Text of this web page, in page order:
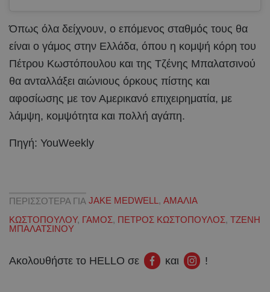
Όπως όλα δείχνουν, ο επόμενος σταθμός τους θα
είναι ο γάμος στην Ελλάδα, όπου η κομψή κόρη του
Πέτρου Κωστόπουλου και της Τζένης Μπαλατσινού
θα ανταλλάξει αιώνιους όρκους πίστης και
αφοσίωσης με τον Αμερικανό επιχειρηματία, με
λάμψη, κομψότητα και πολλή αγάπη.
Πηγή: YouWeekly
ΠΕΡΙΣΣΟΤΕΡΑ ΓΙΑ JAKE MEDWELL, ΑΜΑΛΙΑ
ΚΩΣΤΟΠΟΥΛΟΥ, ΓΑΜΟΣ, ΠΕΤΡΟΣ ΚΩΣΤΟΠΟΥΛΟΣ, ΤΖΕΝΗ
ΜΠΑΛΑΤΣΙΝΟΥ
Ακολουθήστε το HELLO σε και !